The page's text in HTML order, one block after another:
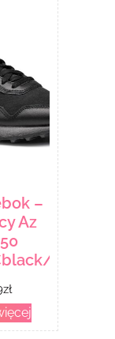
–
Az
Aciyel
zł